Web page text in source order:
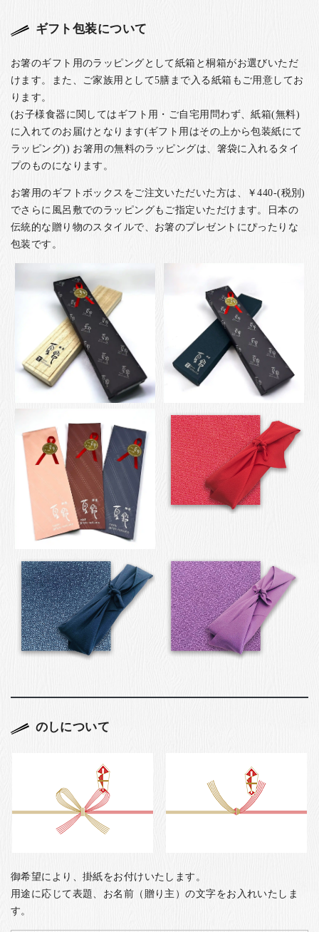
ギフト包装について
お箸のギフト用のラッピングとして紙箱と桐箱がお選びいただ
けます。また、ご家族用として5膳まで入る紙箱もご用意してお
ります。
(お子様食器に関してはギフト用・ご自宅用問わず、紙箱(無料)
に入れてのお届けとなります(ギフト用はその上から包装紙にて
ラッピング)) お箸用の無料のラッピングは、箸袋に入れるタイ
プのものになります。
お箸用のギフトボックスをご注文いただいた方は、￥440-(税別)
でさらに風呂敷でのラッピングもご指定いただけます。日本の
伝統的な贈り物のスタイルで、お箸のプレゼントにぴったりな
包装です。
のしについて
御希望により、掛紙をお付けいたします。
用途に応じて表題、お名前（贈り主）の文字をお入れいたしま
す。